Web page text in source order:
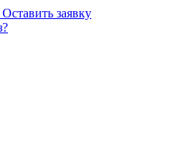
Оставить заявку